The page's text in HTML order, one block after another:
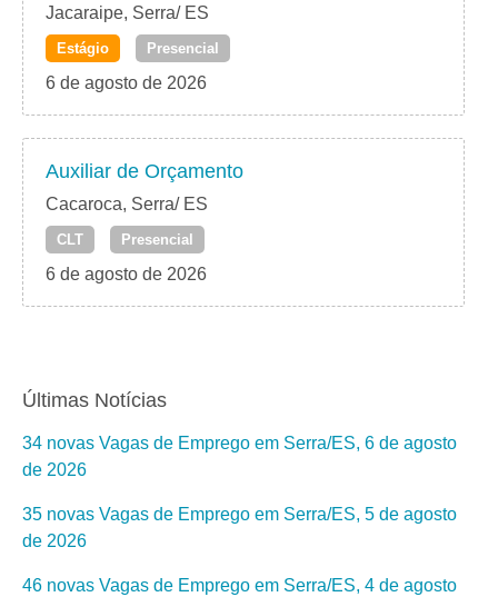
Jacaraipe, Serra/ ES
Estágio Presencial
6 de agosto de 2026
Auxiliar de Orçamento
Cacaroca, Serra/ ES
CLT Presencial
6 de agosto de 2026
Últimas Notícias
34 novas Vagas de Emprego em Serra/ES, 6 de agosto
de 2026
35 novas Vagas de Emprego em Serra/ES, 5 de agosto
de 2026
46 novas Vagas de Emprego em Serra/ES, 4 de agosto